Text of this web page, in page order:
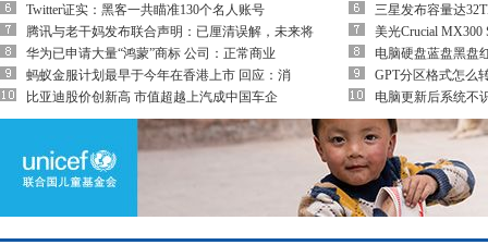
Twitter证实：黑客一共瞄准130个名人账号
腾讯与老干妈发布联合声明：已厘清误解，未来将
华为已申请大量“鸿蒙”商标 公司：正常商业
蚂蚁金服计划最早于今年在香港上市 回应：消
比亚迪股价创新高 市值超越上汽成中国车企
三星发布容量达
美光Crucial
电脑硬盘蓝盘黑盘
GPT分区格式怎么
电脑更新后系统不